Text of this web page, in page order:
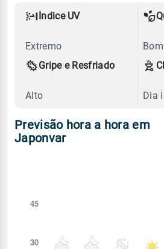
Índice UV
Extremo
Bom
Gripe e Resfriado
Alto Dia
Previsão hora a hora em
Japonvar